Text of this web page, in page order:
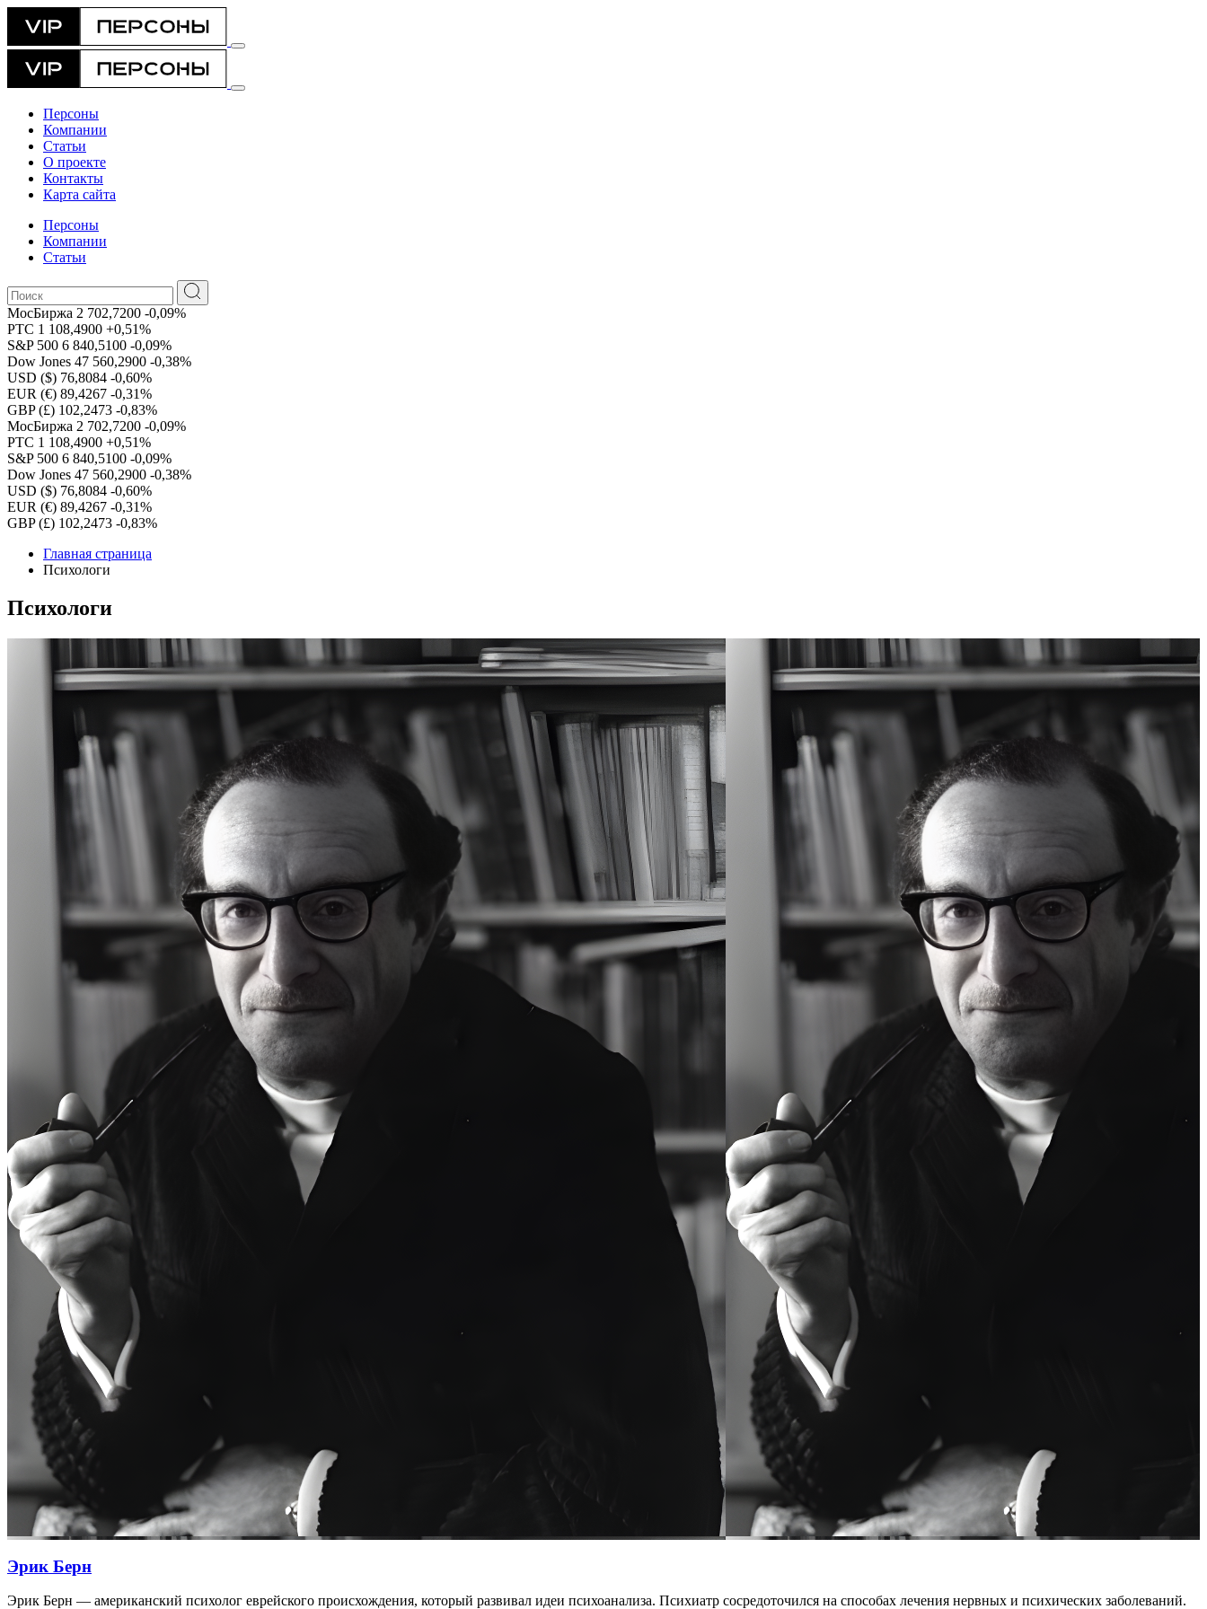
Персоны
Компании
Статьи
О проекте
Контакты
Карта сайта
Персоны
Компании
Статьи
МосБиржа 2 702,7200 -0,09%
РТС 1 108,4900 +0,51%
S&P 500 6 840,5100 -0,09%
Dow Jones 47 560,2900 -0,38%
USD ($) 76,8084 -0,60%
EUR (€) 89,4267 -0,31%
GBP (£) 102,2473 -0,83%
МосБиржа 2 702,7200 -0,09%
РТС 1 108,4900 +0,51%
S&P 500 6 840,5100 -0,09%
Dow Jones 47 560,2900 -0,38%
USD ($) 76,8084 -0,60%
EUR (€) 89,4267 -0,31%
GBP (£) 102,2473 -0,83%
Главная страница
Психологи
Психологи
Эрик Берн
Эрик Берн — американский психолог еврейского происхождения, который развивал идеи психоанализа. Психиатр сосредоточился на способах лечения нервных и психических заболеваний.